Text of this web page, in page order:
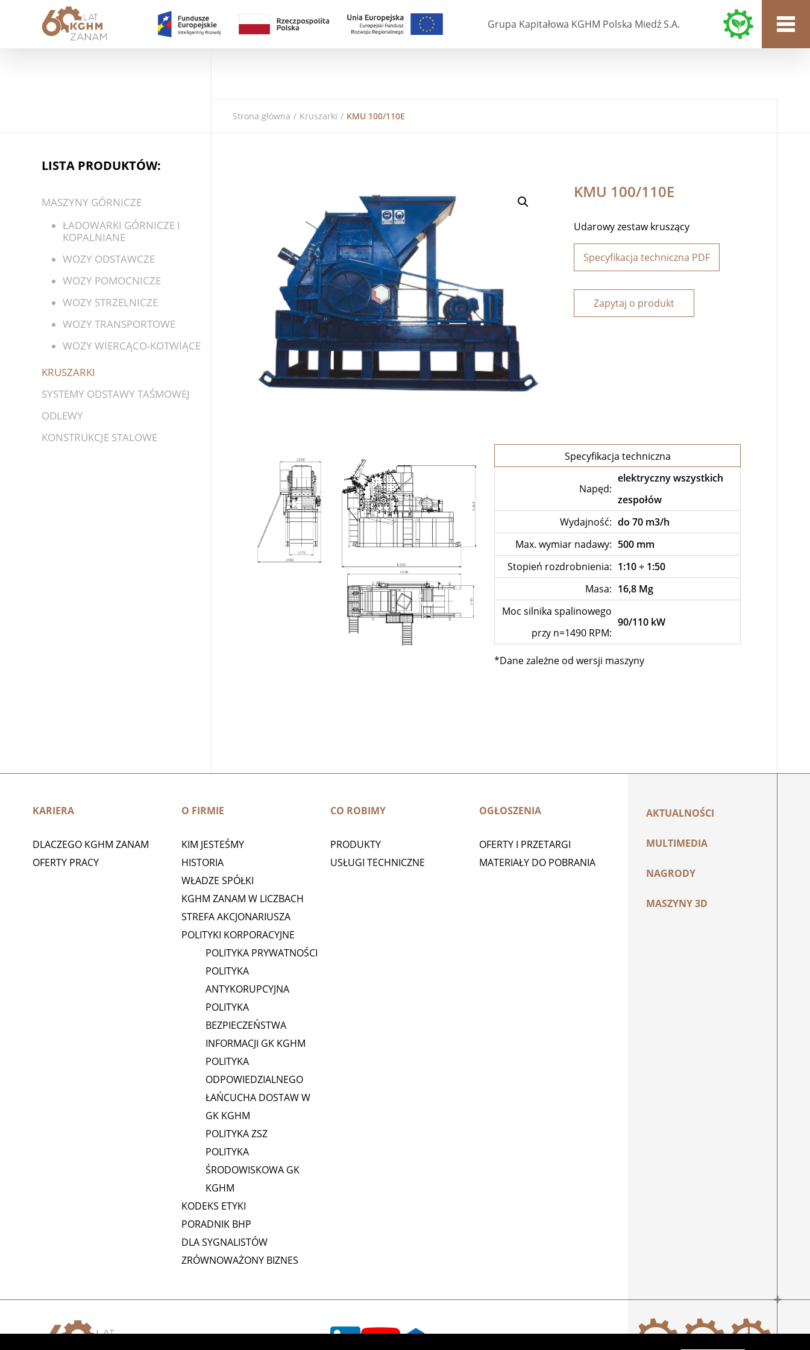
Grupa Kapitałowa KGHM Polska Miedź S.A.
Strona główna / Kruszarki / KMU 100/110E
LISTA PRODUKTÓW:
MASZYNY GÓRNICZE
ŁADOWARKI GÓRNICZE I
KOPALNIANE
WOZY ODSTAWCZE
WOZY POMOCNICZE
WOZY STRZELNICZE
WOZY TRANSPORTOWE
WOZY WIERCĄCO-KOTWIĄCE
KRUSZARKI
SYSTEMY ODSTAWY TAŚMOWEJ
ODLEWY
KONSTRUKCJE STALOWE
KMU 100/110E
Udarowy zestaw kruszący
Specyfikacja techniczna PDF
Zapytaj o produkt
Specyfikacja techniczna
Napęd:
elektryczny wszystkich
zespołów
Wydajność: do 70 m3/h
Max. wymiar nadawy: 500 mm
Stopień rozdrobnienia: 1:10 ÷ 1:50
Masa: 16,8 Mg
Moc silnika spalinowego
przy n=1490 RPM:
90/110 kW
*Dane zależne od wersji maszyny
KARIERA
DLACZEGO KGHM ZANAM
OFERTY PRACY
O FIRMIE
KIM JESTEŚMY
HISTORIA
WŁADZE SPÓŁKI
KGHM ZANAM W LICZBACH
STREFA AKCJONARIUSZA
POLITYKI KORPORACYJNE
POLITYKA PRYWATNOŚCI
POLITYKA
ANTYKORUPCYJNA
POLITYKA
BEZPIECZEŃSTWA
INFORMACJI GK KGHM
POLITYKA
ODPOWIEDZIALNEGO
ŁAŃCUCHA DOSTAW W
GK KGHM
POLITYKA ZSZ
POLITYKA
ŚRODOWISKOWA GK
KGHM
KODEKS ETYKI
PORADNIK BHP
DLA SYGNALISTÓW
ZRÓWNOWAŻONY BIZNES
CO ROBIMY
PRODUKTY
USŁUGI TECHNICZNE
OGŁOSZENIA
OFERTY I PRZETARGI
MATERIAŁY DO POBRANIA
AKTUALNOŚCI
MULTIMEDIA
NAGRODY
MASZYNY 3D